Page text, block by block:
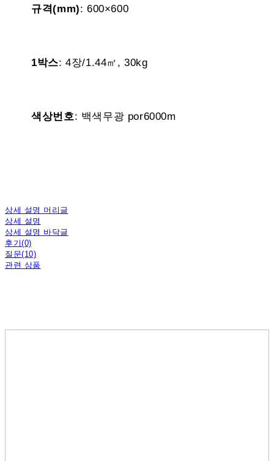
규격(mm): 600×600
1박스: 4장/1.44㎡, 30kg
색상번호: 백색무광 por6000m
상세 설명 머리글
상세 설명
상세 설명 바닥글
후기(0)
질문(10)
관련 상품